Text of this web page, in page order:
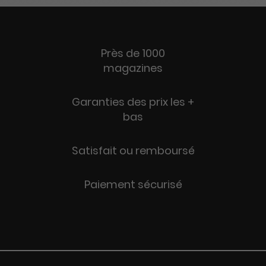
Près de 1000
magazines
Garanties des prix les +
bas
Satisfait ou remboursé
Paiement sécurisé